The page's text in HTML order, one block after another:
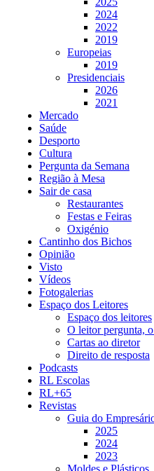
2024
2022
2019
Europeias
2019
Presidenciais
2026
2021
Mercado
Saúde
Desporto
Cultura
Pergunta da Semana
Região à Mesa
Sair de casa
Restaurantes
Festas e Feiras
Oxigénio
Cantinho dos Bichos
Opinião
Visto
Vídeos
Fotogalerias
Espaço dos Leitores
Espaço dos leitores
O leitor pergunta,
Cartas ao diretor
Direito de resposta
Podcasts
RL Escolas
RL+65
Revistas
Guia do
2025
2024
2023
Moldes e Plásticos